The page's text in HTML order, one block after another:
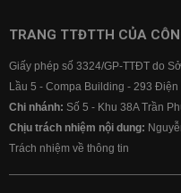
TRANG TTĐTTH CỦA
Giấy phép số 3324/GP-TTĐT do
Lầu 5 - Compa Building - 293
Chi nhánh: Số 5 - Khu 38A Trần
Chịu trách nhiệm nội dung:
Trách nhiệm về thông tin